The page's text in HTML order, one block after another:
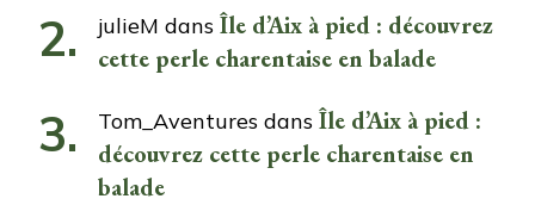
julieM dans Île d’Aix à pied : découvrez
cette perle charentaise en balade
Tom_Aventures dans Île d’Aix à pied :
découvrez cette perle charentaise en
balade